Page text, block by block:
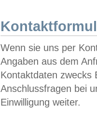
Wenn sie uns per
Angaben aus dem
Kontaktdaten zwecks
Anschlussfragen bei
Einwilligung weiter.